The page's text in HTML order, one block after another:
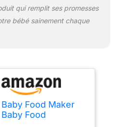
qui remplit ses promesses
bébé sainement chaque
Baby Food Maker
Baby Food